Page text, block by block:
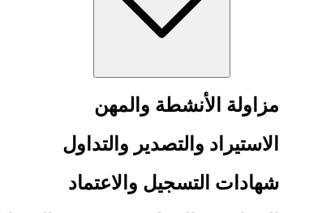
مزاولة الأنشطة والمهن
الاستيراد والتصدير والتداول
شهادات التسجيل والاعتماد